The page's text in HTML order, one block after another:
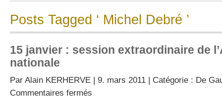
Posts Tagged ‘ Michel Debré ’
15 janvier : session extraordinaire de
nationale
Par Alain KERHERVE | 9. mars 2011 | Catégorie : De
Commentaires fermés